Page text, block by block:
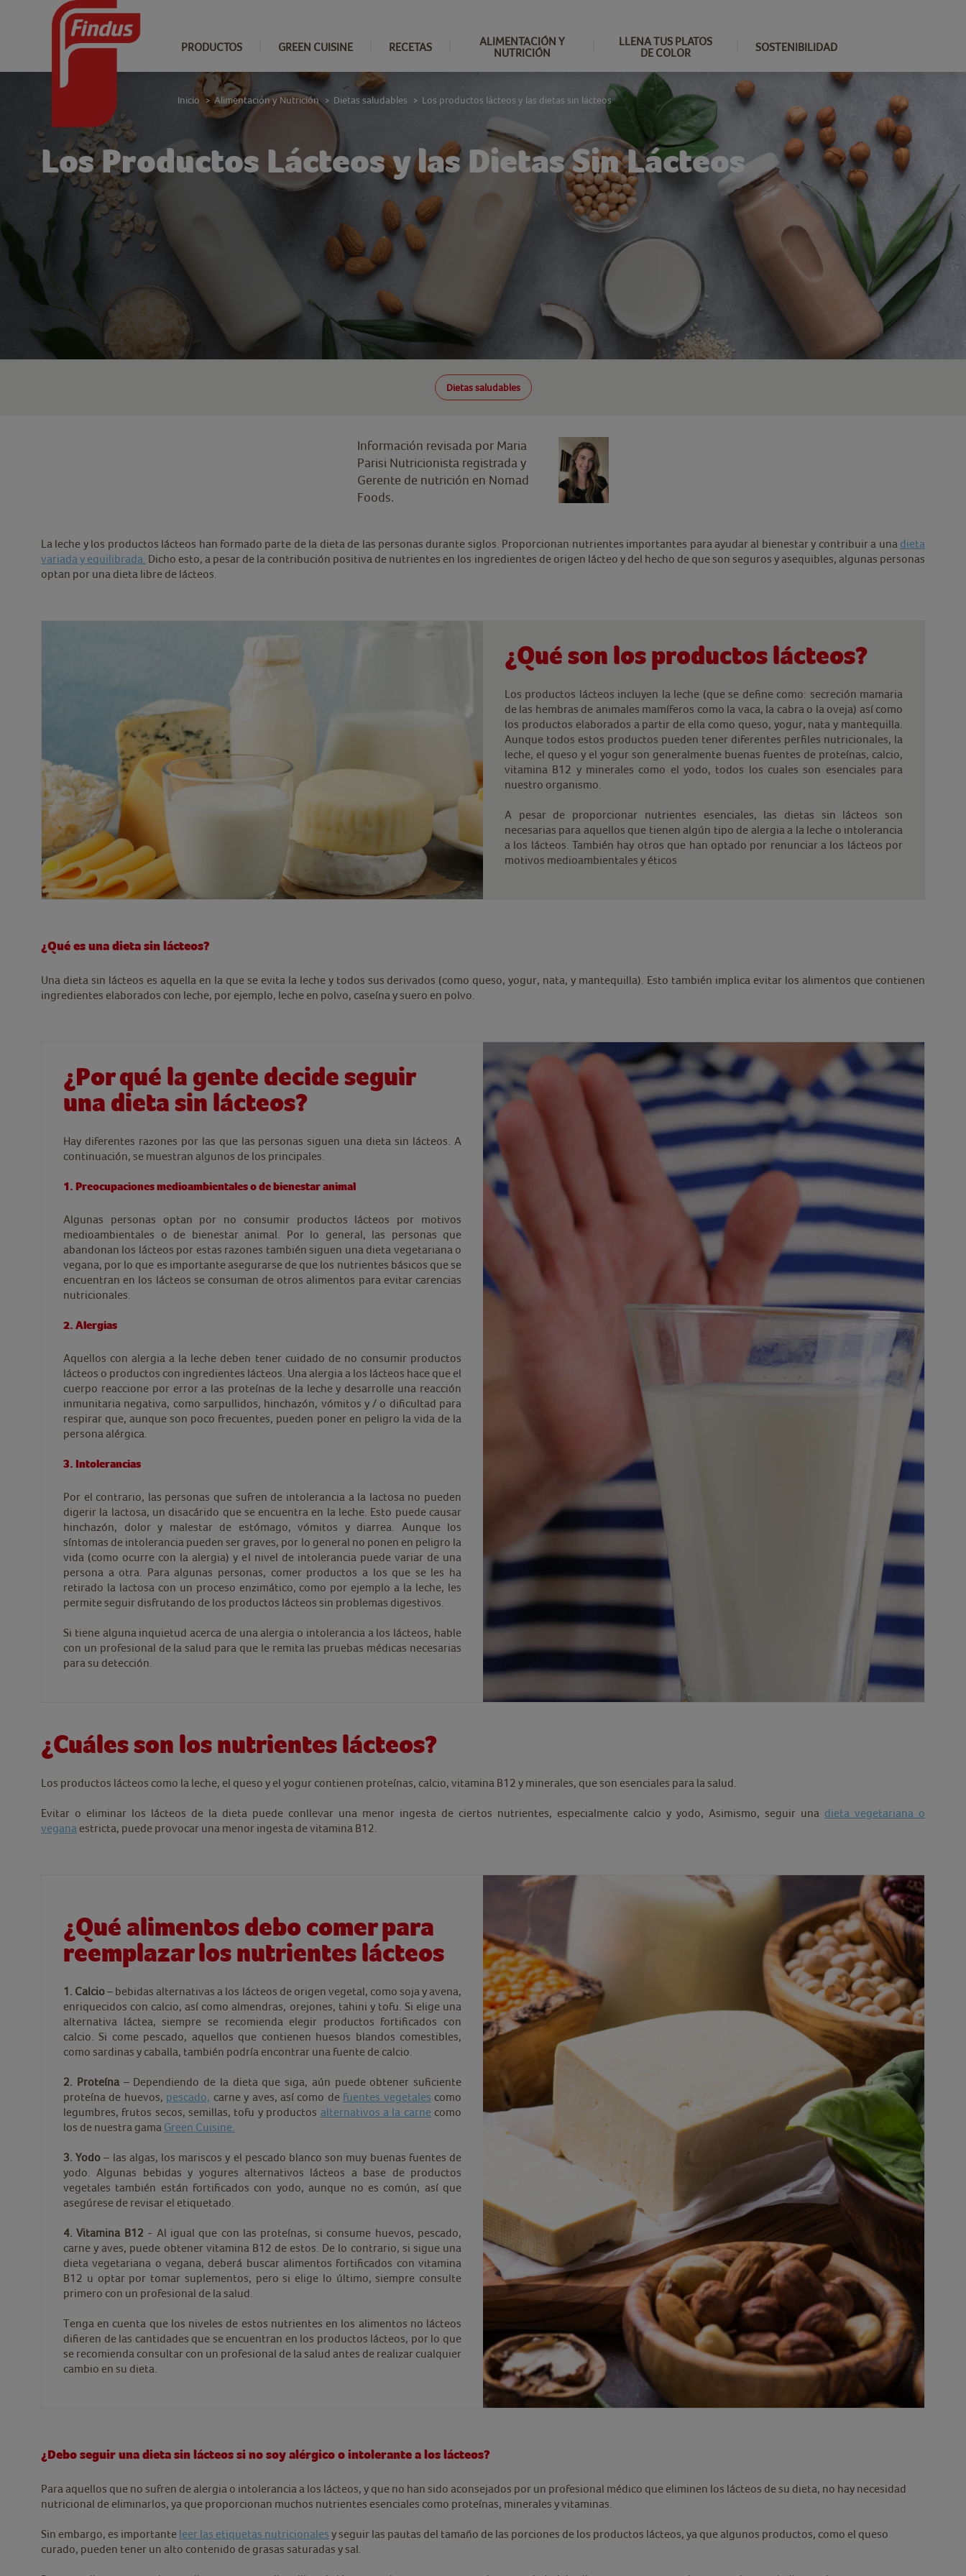
PRODUCTOS GREEN CUISINE RECETAS
ALIMENTACIÓN Y
NUTRICIÓN
LLENA TUS PLATOS
DE COLOR
SOSTENIBILIDAD
Los Productos Lácteos y las Dietas Sin Lácteos
Dietas saludables
Inicio > Alimentación y Nutrición > Dietas saludables > Los productos lácteos y las dietas sin lácteos
Información revisada por Maria
Parisi Nutricionista registrada y
Gerente de nutrición en Nomad
Foods.
La leche y los productos lácteos han formado parte de la dieta de las personas durante siglos. Proporcionan nutrientes importantes para ayudar al bienestar y contribuir a una dieta
variada y equilibrada. Dicho esto, a pesar de la contribución positiva de nutrientes en los ingredientes de origen lácteo y del hecho de que son seguros y asequibles, algunas personas
optan por una dieta libre de lácteos.
¿Qué son los productos lácteos?
Los productos lácteos incluyen la leche (que se define como: secreción mamaria
de las hembras de animales mamíferos como la vaca, la cabra o la oveja) así como
los productos elaborados a partir de ella como queso, yogur, nata y mantequilla.
Aunque todos estos productos pueden tener diferentes perfiles nutricionales, la
leche, el queso y el yogur son generalmente buenas fuentes de proteínas, calcio,
vitamina B12 y minerales como el yodo, todos los cuales son esenciales para
nuestro organismo.
A pesar de proporcionar nutrientes esenciales, las dietas sin lácteos son
necesarias para aquellos que tienen algún tipo de alergia a la leche o intolerancia
a los lácteos. También hay otros que han optado por renunciar a los lácteos por
motivos medioambientales y éticos
¿Qué es una dieta sin lácteos?
Una dieta sin lácteos es aquella en la que se evita la leche y todos sus derivados (como queso, yogur, nata, y mantequilla). Esto también implica evitar los alimentos que contienen
ingredientes elaborados con leche, por ejemplo, leche en polvo, caseína y suero en polvo.
¿Por qué la gente decide seguir
una dieta sin lácteos?
Hay diferentes razones por las que las personas siguen una dieta sin lácteos. A
continuación, se muestran algunos de los principales.
1. Preocupaciones medioambientales o de bienestar animal
Algunas personas optan por no consumir productos lácteos por motivos
medioambientales o de bienestar animal. Por lo general, las personas que
abandonan los lácteos por estas razones también siguen una dieta vegetariana o
vegana, por lo que es importante asegurarse de que los nutrientes básicos que se
encuentran en los lácteos se consuman de otros alimentos para evitar carencias
nutricionales.
2. Alergias
Aquellos con alergia a la leche deben tener cuidado de no consumir productos
lácteos o productos con ingredientes lácteos. Una alergia a los lácteos hace que el
cuerpo reaccione por error a las proteínas de la leche y desarrolle una reacción
inmunitaria negativa, como sarpullidos, hinchazón, vómitos y / o dificultad para
respirar que, aunque son poco frecuentes, pueden poner en peligro la vida de la
persona alérgica.
3. Intolerancias
Por el contrario, las personas que sufren de intolerancia a la lactosa no pueden
digerir la lactosa, un disacárido que se encuentra en la leche. Esto puede causar
hinchazón, dolor y malestar de estómago, vómitos y diarrea. Aunque los
síntomas de intolerancia pueden ser graves, por lo general no ponen en peligro la
vida (como ocurre con la alergia) y el nivel de intolerancia puede variar de una
persona a otra. Para algunas personas, comer productos a los que se les ha
retirado la lactosa con un proceso enzimático, como por ejemplo a la leche, les
permite seguir disfrutando de los productos lácteos sin problemas digestivos.
Si tiene alguna inquietud acerca de una alergia o intolerancia a los lácteos, hable
con un profesional de la salud para que le remita las pruebas médicas necesarias
para su detección.
¿Cuáles son los nutrientes lácteos?
Los productos lácteos como la leche, el queso y el yogur contienen proteínas, calcio, vitamina B12 y minerales, que son esenciales para la salud.
Evitar o eliminar los lácteos de la dieta puede conllevar una menor ingesta de ciertos nutrientes, especialmente calcio y yodo, Asimismo, seguir una dieta vegetariana o
vegana estricta, puede provocar una menor ingesta de vitamina B12.
¿Qué alimentos debo comer para
reemplazar los nutrientes lácteos
1. Calcio– bebidas alternativas a los lácteos de origen vegetal, como soja y avena,
enriquecidos con calcio, así como almendras, orejones, tahini y tofu. Si elige una
alternativa láctea, siempre se recomienda elegir productos fortificados con
calcio. Si come pescado, aquellos que contienen huesos blandos comestibles,
como sardinas y caballa, también podría encontrar una fuente de calcio.
2. Proteína– Dependiendo de la dieta que siga, aún puede obtener suficiente
proteína de huevos, pescado, carne y aves, así como de fuentes vegetales como
legumbres, frutos secos, semillas, tofu y productos alternativos a la carne como
los de nuestra gama Green Cuisine.
3. Yodo – las algas, los mariscos y el pescado blanco son muy buenas fuentes de
yodo. Algunas bebidas y yogures alternativos lácteos a base de productos
vegetales también están fortificados con yodo, aunque no es común, así que
asegúrese de revisar el etiquetado.
4. Vitamina B12 - Al igual que con las proteínas, si consume huevos, pescado,
carne y aves, puede obtener vitamina B12 de estos. De lo contrario, si sigue una
dieta vegetariana o vegana, deberá buscar alimentos fortificados con vitamina
B12 u optar por tomar suplementos, pero si elige lo último, siempre consulte
primero con un profesional de la salud.
Tenga en cuenta que los niveles de estos nutrientes en los alimentos no lácteos
difieren de las cantidades que se encuentran en los productos lácteos, por lo que
se recomienda consultar con un profesional de la salud antes de realizar cualquier
cambio en su dieta.
¿Debo seguir una dieta sin lácteos si no soy alérgico o intolerante a los lácteos?
Para aquellos que no sufren de alergia o intolerancia a los lácteos, y que no han sido aconsejados por un profesional médico que eliminen los lácteos de su dieta, no hay necesidad
nutricional de eliminarlos, ya que proporcionan muchos nutrientes esenciales como proteínas, minerales y vitaminas.
Sin embargo, es importante leer las etiquetas nutricionales y seguir las pautas del tamaño de las porciones de los productos lácteos, ya que algunos productos, como el queso
curado, pueden tener un alto contenido de grasas saturadas y sal.